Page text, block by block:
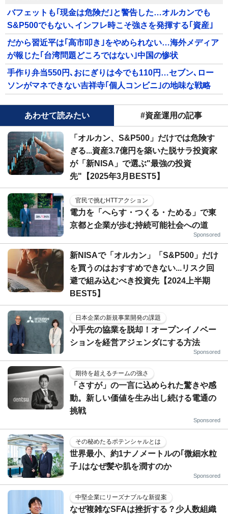
バフェットも｢現金は危険だ｣と警告した…オルカンでも
S&P500でもない､インフレ時こそ強さを発揮する｢資産｣
だから習近平は｢高市叩き｣をやめられない…海外メディア
が報じた｢台湾問題どころではない｣中国の惨状
手作り弁当550円､おにぎりは今でも110円…セブン､ロー
ソンがマネできない吉祥寺｢個人コンビニ｣の地味な戦略
あわせて読みたい #資産運用の記事
「オルカン、S&P500」だけでは危険す
ぎる...資産3.7億円を築いた脱サラ投資家
が「新NISA」で選ぶ"最強の投資
先"【2025年3月BEST5】
官民で挑むHTTアクション
電力を「へらす・つくる・ためる」で東
京都と企業が歩む持続可能社会への道
Sponsored
新NISAで「オルカン」「S&P500」だけ
を買うのはおすすめできない...リスク回
避で組み込むべき投資先【2024上半期
BEST5】
日本企業の新規事業開発の課題
小手先の協業を脱却！オープンイノベー
ションを経営アジェンダにする方法
Sponsored
期待を超えるチームの強さ
「さすが」の一言に込められた驚きや感
動。新しい価値を生み出し続ける電通の
挑戦
Sponsored
その秘めたるポテンシャルとは
世界最小、約1ナノメートルの｢微細水粒
子｣はなぜ髪や肌を潤すのか
Sponsored
中堅企業にリーズナブルな新提案
なぜ複雑なSFAは挫折する？少人数組織